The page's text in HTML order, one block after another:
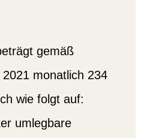
gemäß
monatlich 234
wie folgt auf:
umlegbare